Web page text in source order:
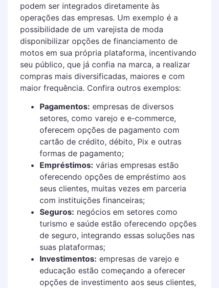
podem ser integrados diretamente às
operações das empresas. Um exemplo é a
possibilidade de um varejista de moda
disponibilizar opções de financiamento de
motos em sua própria plataforma, incentivando
seu público, que já confia na marca, a realizar
compras mais diversificadas, maiores e com
maior frequência. Confira outros exemplos:
Pagamentos: empresas de diversos
setores, como varejo e e-commerce,
oferecem opções de pagamento com
cartão de crédito, débito, Pix e outras
formas de pagamento;
Empréstimos: várias empresas estão
oferecendo opções de empréstimo aos
seus clientes, muitas vezes em parceria
com instituições financeiras;
Seguros: negócios em setores como
turismo e saúde estão oferecendo opções
de seguro, integrando essas soluções nas
suas plataformas;
Investimentos: empresas de varejo e
educação estão começando a oferecer
opções de investimento aos seus clientes,